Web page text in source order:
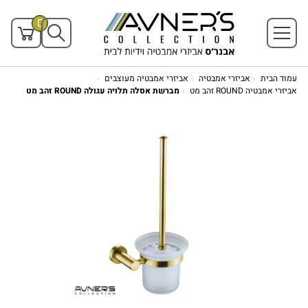
0
עמוד הבית אביזרי אמבטיה
אביזרי אמבטיה מעוצבים
אביזרי אמבטיה ROUND זהב מט
מברשת אסלה תלויה עגולה ROUND זהב מט